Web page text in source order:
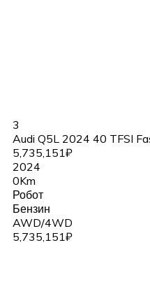
3
Audi Q5L 2024 40 TFSI
5,735,151₽
2024
0Km
Робот
Бензин
AWD/4WD
5,735,151₽